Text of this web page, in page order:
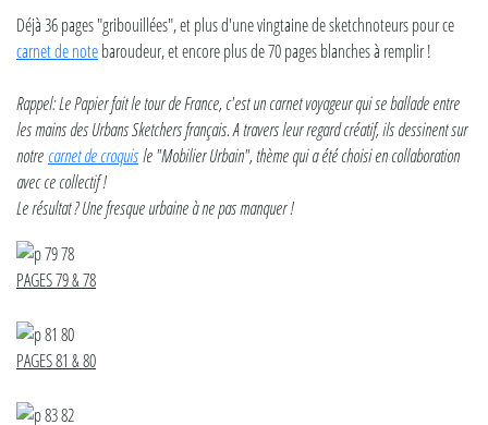
Déjà 36 pages "gribouillées", et plus d'une vingtaine de sketchnoteurs pour ce
carnet de notebaroudeur, et encore plus de 70 pages blanches à remplir !
Rappel: Le Papier fait le tour de France, c'est un carnet voyageur qui se ballade entre
les mains des Urbans Sketchers français. A travers leur regard créatif, ils dessinent sur
notre carnet de croquisle "Mobilier Urbain", thème qui a été choisi en collaboration
avec ce collectif !
Le résultat ? Une fresque urbaine à ne pas manquer !
PAGES 79 & 78
PAGES 81 & 80